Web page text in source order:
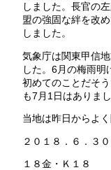
しました。長官の
盟の強固な絆を改
しました。
気象庁は関東甲信
した。6月の梅雨明
初めてのことだそ
も7月1日はありまし
当地は昨日からよ
２０１８．６．３
１８金・Ｋ１８